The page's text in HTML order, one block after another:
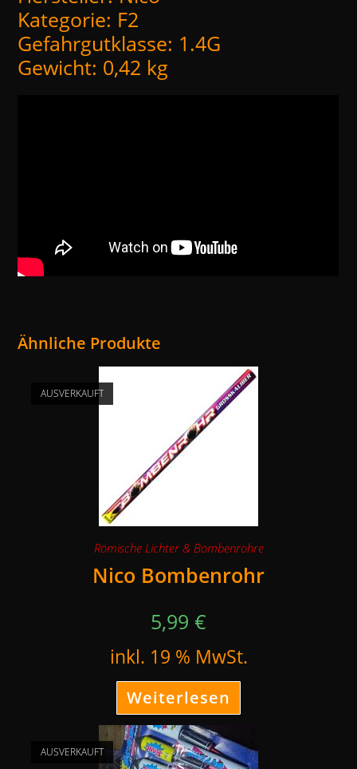
Kategorie: F2
Gefahrgutklasse: 1.4G
Gewicht: 0,42 kg
Ähnliche Produkte
AUSVERKAUFT
Römische Lichter & Bombenrohre
Nico Bombenrohr
5,99 €
inkl. 19 % MwSt.
Weiterlesen
AUSVERKAUFT